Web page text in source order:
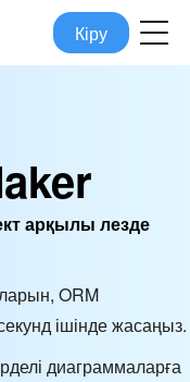
Кіру
арқылы лезде
ORM
ішінде жасаңыз.
диаграммаларға